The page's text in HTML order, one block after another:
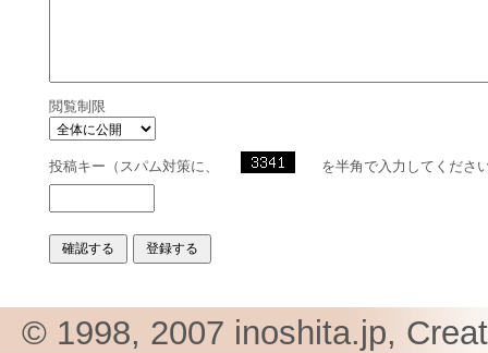
閲覧制限
投稿キー（スパム対策に、 を半角で入力してくださ
© 1998, 2007 inoshita.jp,